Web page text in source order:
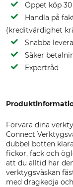
Öppet köp
Handla på
(kreditvärdighet
Snabba
Säker
Expertråd
Förvara dina
Connect
dubbel botten
fickor, fack och
att du alltid har
verktygsväskan
med dragkedja